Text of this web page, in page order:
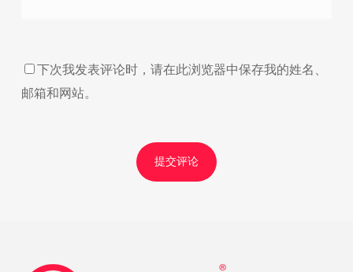
下次我发表评论时，请在此浏览器中保存我的姓名、
邮箱和网站。